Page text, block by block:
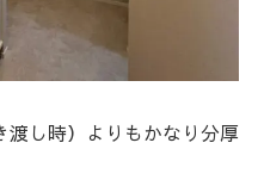
し時）よりもかなり分厚